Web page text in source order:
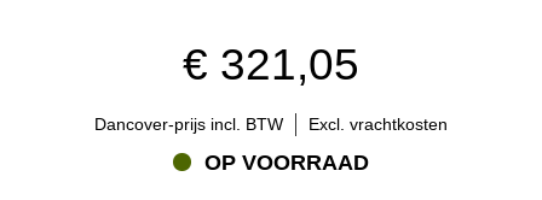
€ 321,05
Dancover-prijs incl. BTW Excl. vrachtkosten
OP VOORRAAD